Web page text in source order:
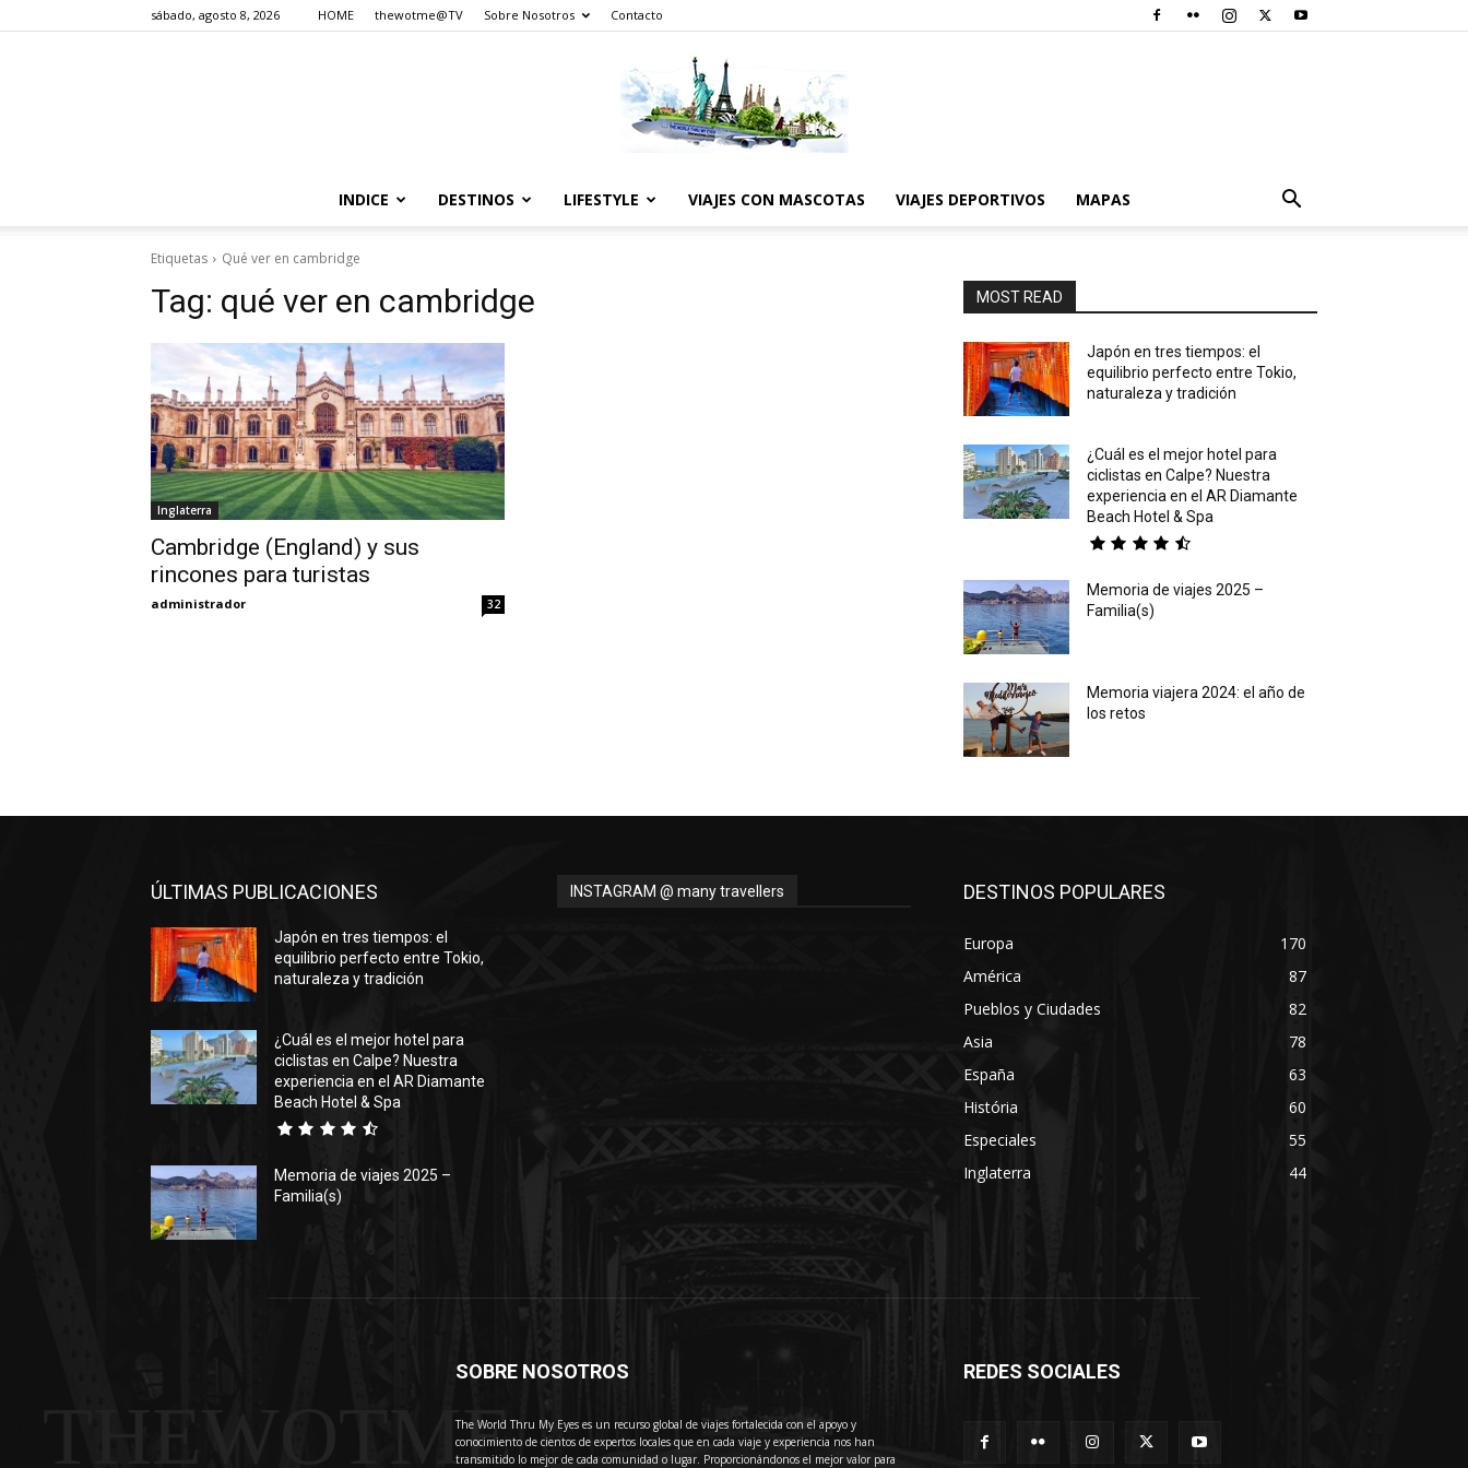
sábado, agosto 8, 2026 HOME thewotme@TV Sobre Nosotros Contacto
INDICE DESTINOS LIFESTYLE VIAJES CON MASCOTAS VIAJES DEPORTIVOS MAPAS
Etiquetas Qué ver en cambridge
Tag: qué ver en cambridge
Inglaterra
Cambridge (England) y sus
rincones para turistas
administrador 32
MOST READ
Japón en tres tiempos: el
equilibrio perfecto entre Tokio,
naturaleza y tradición
¿Cuál es el mejor hotel para
ciclistas en Calpe? Nuestra
experiencia en el AR Diamante
Beach Hotel & Spa
Memoria de viajes 2025 –
Familia(s)
Memoria viajera 2024: el año de
los retos
ÚLTIMAS PUBLICACIONES
Japón en tres tiempos: el
equilibrio perfecto entre Tokio,
naturaleza y tradición
¿Cuál es el mejor hotel para
ciclistas en Calpe? Nuestra
experiencia en el AR Diamante
Beach Hotel & Spa
Memoria de viajes 2025 –
Familia(s)
INSTAGRAM @ many travellers DESTINOS POPULARES
Europa
170
América
87
Pueblos y Ciudades
82
Asia
78
España
63
História
60
Especiales
55
Inglaterra
44
THEWOTME
SOBRE NOSOTROS
The World Thru My Eyes es un recurso global de viajes fortalecida con el apoyo y
conocimiento de cientos de expertos locales que en cada viaje y experiencia nos han
transmitido lo mejor de cada comunidad o lugar. Proporcionándonos el mejor valor para
REDES SOCIALES